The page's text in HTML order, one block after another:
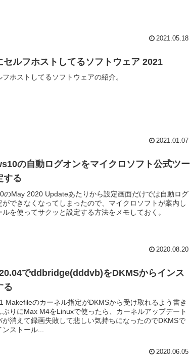
2021.05.18
セルフホストしてるソフトウェア 2021
フホストしてるソフトウェアの紹介。
2021.01.07
の自動ログオンをマイクロソフト公式ツー
する
のMay 2020 Updateあたりから設定画面だけでは自動ログ
ができなくなってしまったので、マイクロソフトが案内し
ルを使ってサクッと設定する方法をメモしておく。
2020.08.20
でddbridge(dddvb)をDKMSからインス
る
Makefileのカーネル指定がDKMSから受け取れるよう書き
りにMax M4をLinuxで使ったら、カーネルアップデート
が消えて録画失敗して悲しい気持ちになったのでDKMSで
ストール...
2020.06.05